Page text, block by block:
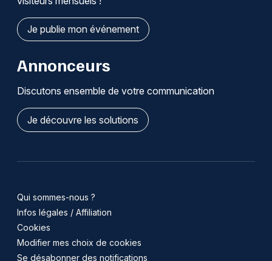
Je publie mon événement
Annonceurs
Discutons ensemble de votre communication
Je découvre les solutions
Qui sommes-nous ?
Infos légales / Affiliation
Cookies
Modifier mes choix de cookies
Se désabonner des notifications